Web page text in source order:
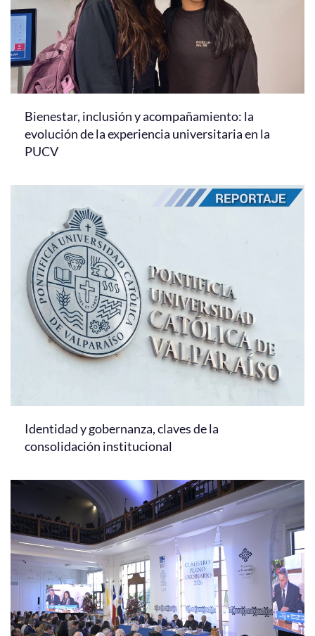
Bienestar, inclusión y acompañamiento: la
evolución de la experiencia universitaria en la
PUCV
Identidad y gobernanza, claves de la
consolidación institucional